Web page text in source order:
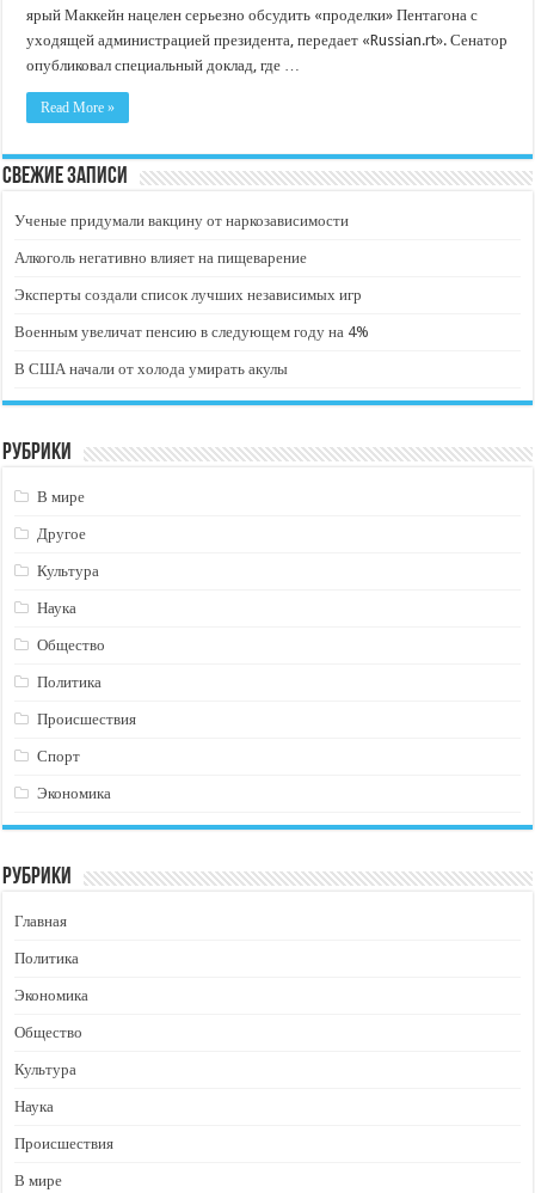
ярый Маккейн нацелен серьезно обсудить «проделки» Пентагона с
уходящей администрацией президента, передает «Russian.rt». Сенатор
опубликовал специальный доклад, где …
Read More »
Свежие записи
Ученые придумали вакцину от наркозависимости
Алкоголь негативно влияет на пищеварение
Эксперты создали список лучших независимых игр
Военным увеличат пенсию в следующем году на 4%
В США начали от холода умирать акулы
Рубрики
В мире
Другое
Культура
Наука
Общество
Политика
Происшествия
Спорт
Экономика
Рубрики
Главная
Политика
Экономика
Общество
Культура
Наука
Происшествия
В мире